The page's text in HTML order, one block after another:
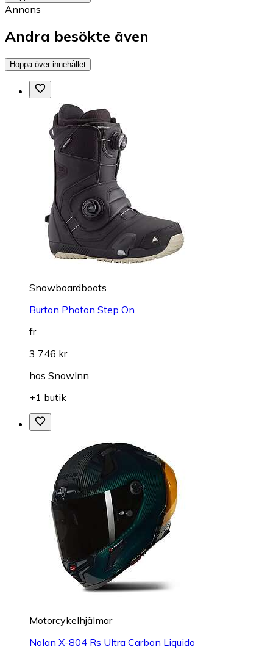
Annons
Andra besökte även
Hoppa över innehållet
Snowboardboots
Burton Photon Step On
fr.
3 746 kr
hos SnowInn
+1 butik
Motorcykelhjälmar
Nolan X-804 Rs Ultra Carbon Liquido